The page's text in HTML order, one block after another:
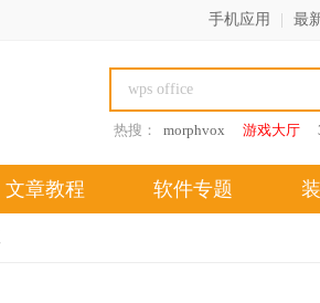
手机应用 最
热搜： morphvox 游戏大厅
文章教程 软件专题